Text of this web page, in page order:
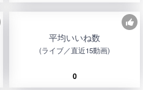
平均いいね数
(ライブ／直近15動画)
0